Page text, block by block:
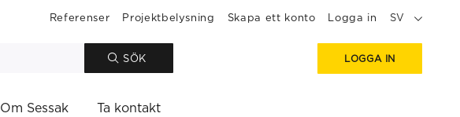
Referenser Projektbelysning Skapa ett konto Logga in SV
SÖK LOGGA IN
Om Sessak Ta kontakt